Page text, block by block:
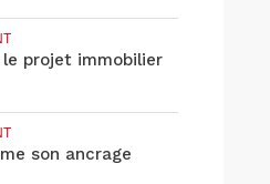
le projet immobilier
son ancrage